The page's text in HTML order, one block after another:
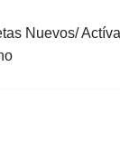
Nuevos/